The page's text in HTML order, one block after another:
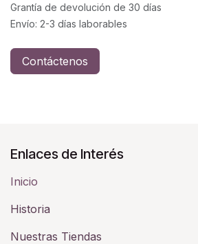
Grantía de devolución de 30 días
Envío: 2-3 días laborables
Contáctenos
Enlaces de Interés
Inicio
Historia​
Nuestras Tiendas